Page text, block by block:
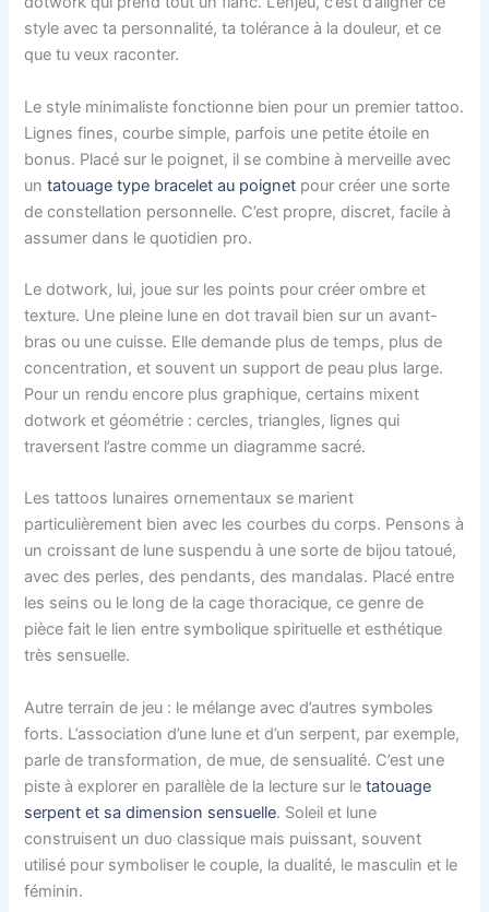
style avec ta personnalité, ta tolérance à la douleur, et ce
que tu veux raconter.
Le style minimaliste fonctionne bien pour un premier tattoo.
Lignes fines, courbe simple, parfois une petite étoile en
bonus. Placé sur le poignet, il se combine à merveille avec
untatouage type bracelet au poignet pour créer une sorte
de constellation personnelle. C’est propre, discret, facile à
assumer dans le quotidien pro.
Le dotwork, lui, joue sur les points pour créer ombre et
texture. Une pleine lune en dot travail bien sur un avant-
bras ou une cuisse. Elle demande plus de temps, plus de
concentration, et souvent un support de peau plus large.
Pour un rendu encore plus graphique, certains mixent
dotwork et géométrie : cercles, triangles, lignes qui
traversent l’astre comme un diagramme sacré.
Les tattoos lunaires ornementaux se marient
particulièrement bien avec les courbes du corps. Pensons à
un croissant de lune suspendu à une sorte de bijou tatoué,
avec des perles, des pendants, des mandalas. Placé entre
les seins ou le long de la cage thoracique, ce genre de
pièce fait le lien entre symbolique spirituelle et esthétique
très sensuelle.
Autre terrain de jeu : le mélange avec d’autres symboles
forts. L’association d’une lune et d’un serpent, par exemple,
parle de transformation, de mue, de sensualité. C’est une
piste à explorer en parallèle de la lecture sur letatouage
serpent et sa dimension sensuelle. Soleil et lune
construisent un duo classique mais puissant, souvent
utilisé pour symboliser le couple, la dualité, le masculin et le
féminin.